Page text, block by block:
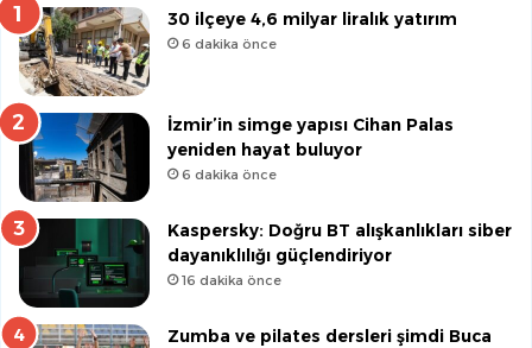
30 ilçeye 4,6 milyar liralık yatırım
6 dakika önce
İzmir’in simge yapısı Cihan Palas
yeniden hayat buluyor
6 dakika önce
Kaspersky: Doğru BT alışkanlıkları siber
dayanıklılığı güçlendiriyor
16 dakika önce
Zumba ve pilates dersleri şimdi Buca